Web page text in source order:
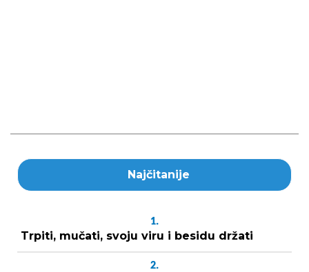
Najčitanije
1.
Trpiti, mučati, svoju viru i besidu držati
2.